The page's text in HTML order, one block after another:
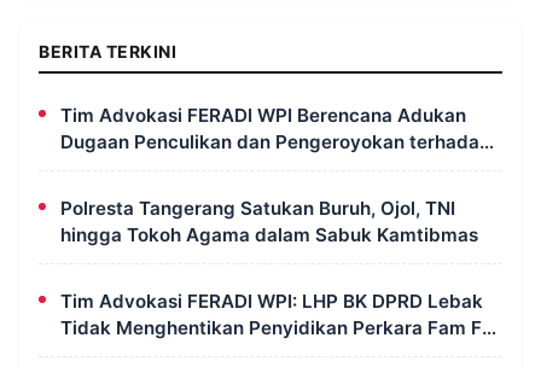
BERITA TERKINI
Tim Advokasi FERADI WPI Berencana Adukan
Dugaan Penculikan dan Pengeroyokan terhadap
UUN ke Komisi III DPR RI, LPSK, dan Kompolnas
Polresta Tangerang Satukan Buruh, Ojol, TNI
hingga Tokoh Agama dalam Sabuk Kamtibmas
Tim Advokasi FERADI WPI: LHP BK DPRD Lebak
Tidak Menghentikan Penyidikan Perkara Fam Fuk
Tjhong Alias Pak Uun